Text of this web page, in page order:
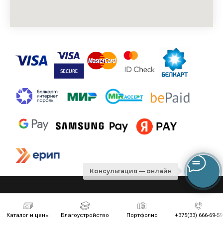
Каталог и цены Благоустройство Портфолио +375(33) 666-69-59
Консультация — онлайн
регионы работы по Борисову и Минской области